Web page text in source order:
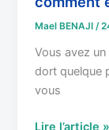
Mael BENAJI/
Vous avez
dort quelque
vous
Lire l’article »